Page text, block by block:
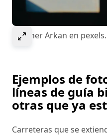
Select to expand
© Soner Arkan en
Ejemplos de
líneas de guía
otras que ya
Carreteras que se